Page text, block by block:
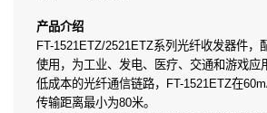
产品介绍
FT-1521ETZ/2521ETZ系列光纤收发器件，
使用，为工业、发电、医疗、交通和游戏应
低成本的光纤通信链路，FT-1521ETZ在
传输距离最小为80米。